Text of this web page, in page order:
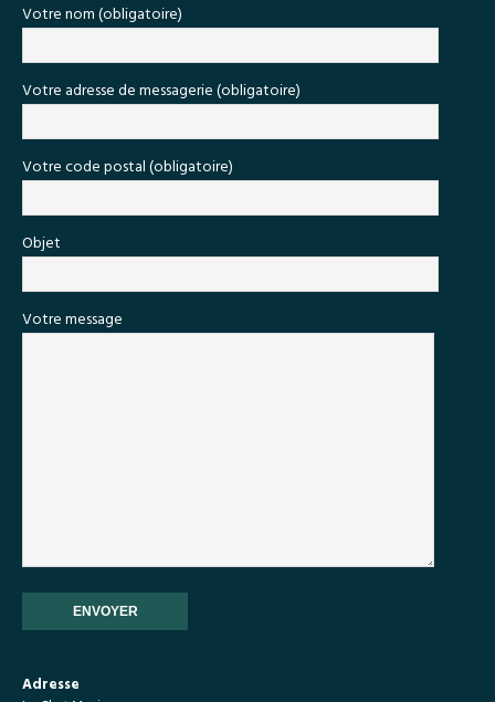
Votre nom (obligatoire)
Votre adresse de messagerie (obligatoire)
Votre code postal (obligatoire)
Objet
Votre message
Adresse